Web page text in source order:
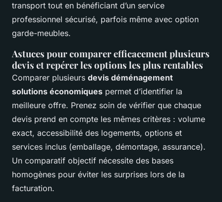
transport tout en bénéficiant d’un service
professionnel sécurisé, parfois même avec option
garde-meubles.
Astuces pour comparer efficacement plusieurs
devis et repérer les options les plus rentables
Comparer plusieurs devis déménagement
solutions économiques permet d’identifier la
meilleure offre. Prenez soin de vérifier que chaque
devis prend en compte les mêmes critères : volume
exact, accessibilité des logements, options et
services inclus (emballage, démontage, assurance).
Un comparatif objectif nécessite des bases
homogènes pour éviter les surprises lors de la
facturation.